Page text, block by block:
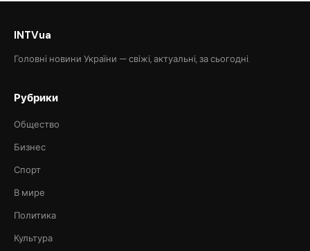
INTVua
Головні новини України — свіжі, актуальні, за сьогодні.
Рубрики
Общество
Бизнес
Спорт
В мире
Политика
Культура